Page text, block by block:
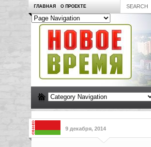
ГЛАВНАЯ О ПРОЕКТЕ
9 декабря, 2014